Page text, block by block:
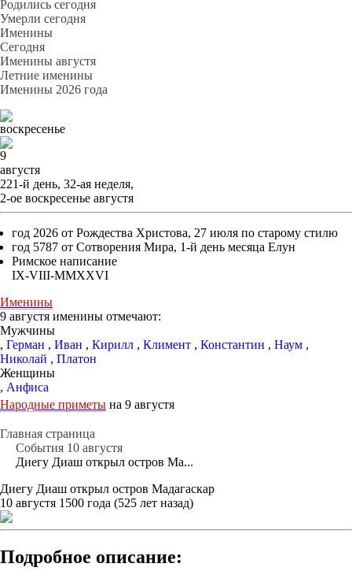
Родились сегодня
Умерли сегодня
Именины
Cегодня
Именины августя
Летние именины
Именины 2026 года
воскресенье
9
августя
221-й день, 32-ая неделя,
2-ое воскресенье августя
год 2026 от Рождества Христова, 27 июля по старому стилю
год 5787 от Сотворения Мира, 1-й день месяца Елун
Римское написание
IX-VIII-MMXXVI
Именины
9 августя именины отмечают:
Мужчины
, Герман , Иван , Кирилл , Климент , Константин , Наум ,
Николай , Платон
Женщины
, Анфиса
Народные приметы на 9 августя
Главная страница
События 10 августя
Диегу Диаш открыл остров Ма...
Диегу Диаш открыл остров Мадагаскар
10 августя 1500 года (525 лет назад)
Подробное описание: